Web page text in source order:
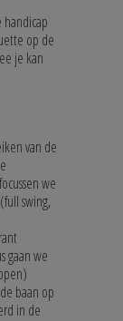
handicap
op de
je kan
van de
we
swing,
gaan we
baan op
in de